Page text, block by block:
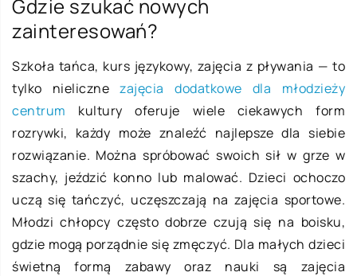
Gdzie szukać nowych
zainteresowań?
Szkoła tańca, kurs językowy, zajęcia z pływania — to
tylko nielicznezajęcia dodatkowe dla młodzieży
centrum kultury oferuje wiele ciekawych form
rozrywki, każdy może znaleźć najlepsze dla siebie
rozwiązanie. Można spróbować swoich sił w grze w
szachy, jeździć konno lub malować. Dzieci ochoczo
uczą się tańczyć, uczęszczają na zajęcia sportowe.
Młodzi chłopcy często dobrze czują się na boisku,
gdzie mogą porządnie się zmęczyć. Dla małych dzieci
świetną formą zabawy oraz nauki są zajęcia